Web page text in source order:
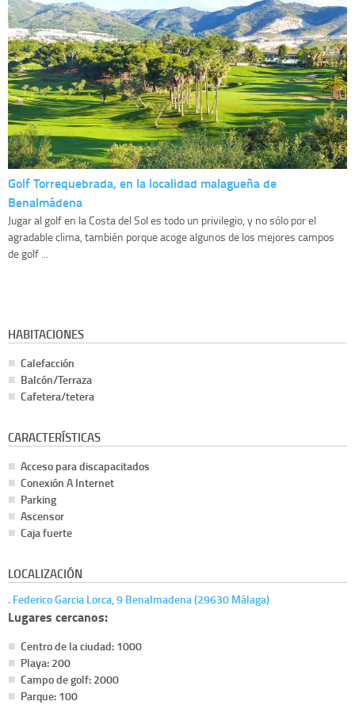
Golf Torrequebrada, en la localidad malagueña de
Benalmádena
Jugar al golf en la Costa del Sol es todo un privilegio, y no sólo por el
agradable clima, también porque acoge algunos de los mejores campos
de golf ...
HABITACIONES
Calefacción
Balcón/Terraza
Cafetera/tetera
CARACTERÍSTICAS
Acceso para discapacitados
Conexión A Internet
Parking
Ascensor
Caja fuerte
LOCALIZACIÓN
. Federico Garcia Lorca, 9 Benalmadena (29630 Málaga)
Lugares cercanos:
Centro de la ciudad: 1000
Playa: 200
Campo de golf: 2000
Parque: 100